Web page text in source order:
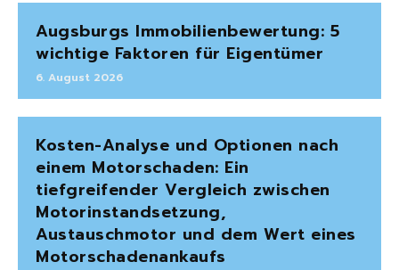
Augsburgs Immobilienbewertung: 5
wichtige Faktoren für Eigentümer
6. August 2026
Kosten-Analyse und Optionen nach
einem Motorschaden: Ein
tiefgreifender Vergleich zwischen
Motorinstandsetzung,
Austauschmotor und dem Wert eines
Motorschadenankaufs